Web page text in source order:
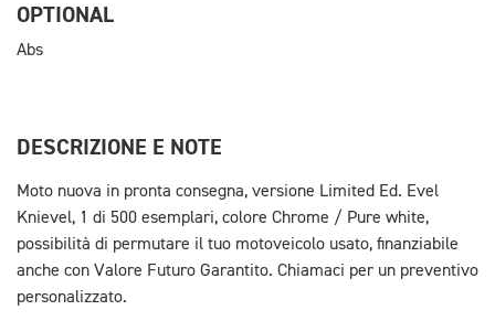
OPTIONAL
Abs
DESCRIZIONE E NOTE
Moto nuova in pronta consegna, versione Limited Ed. Evel
Knievel, 1 di 500 esemplari, colore Chrome / Pure white,
possibilità di permutare il tuo motoveicolo usato, finanziabile
anche con Valore Futuro Garantito. Chiamaci per un preventivo
personalizzato.